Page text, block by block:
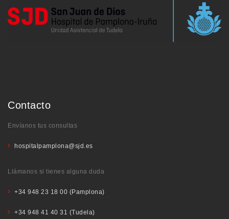
Contacto
Envíanos tus consultas
hospitalpamplona@sjd.es
Llámanos si tienes alguna duda
+34 948 23 18 00 (Pamplona)
+34 948 41 40 31 (Tudela)